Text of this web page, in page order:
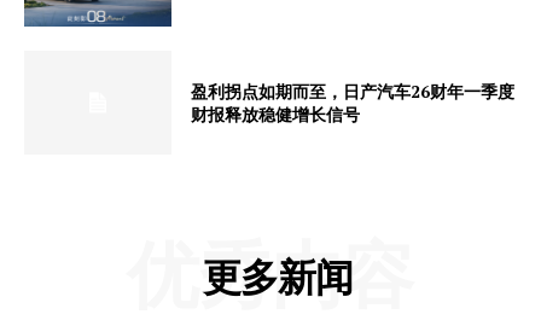
盈利拐点如期而至，日产汽车26财年一季度
财报释放稳健增长信号
更多新闻
优秀内容